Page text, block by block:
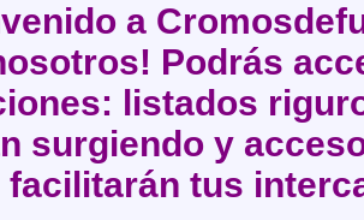
a
Podrás
listados
surgiendo y
facilitarán tus